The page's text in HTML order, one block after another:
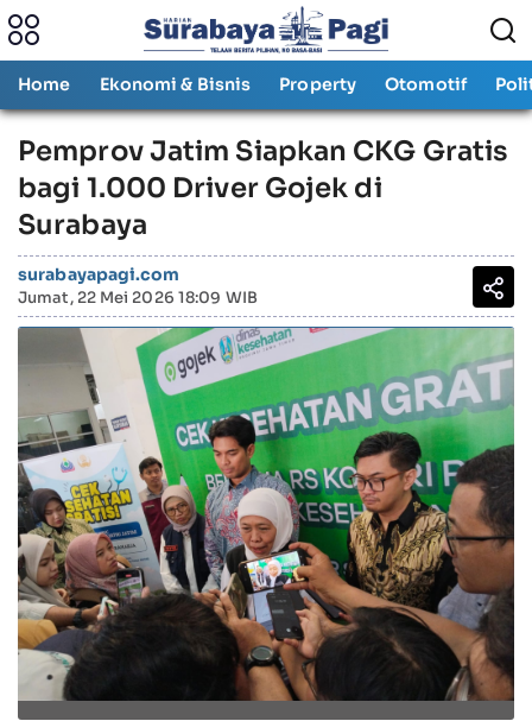
Home Ekonomi & Bisnis Property Otomotif
Pemprov Jatim Siapkan CKG Gratis
bagi 1.000 Driver Gojek di
Surabaya
surabayapagi.com
Jumat, 22 Mei 2026 18:09 WIB